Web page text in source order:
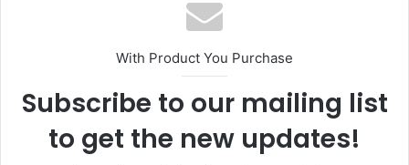
With Product You Purchase
Subscribe to our mailing list
to get the new updates!